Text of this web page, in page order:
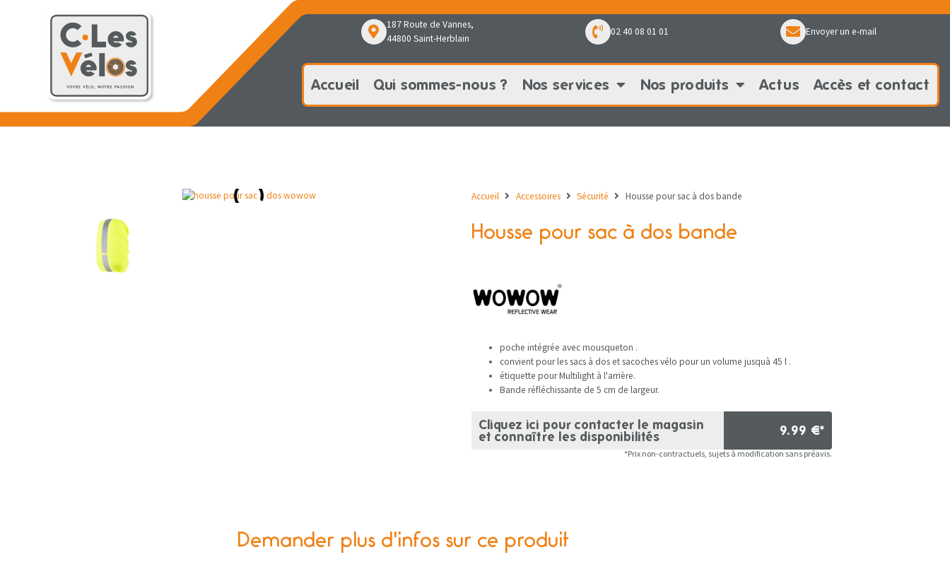
187 Route de Vannes,
44800 Saint-Herblain
02 40 08 01 01 Envoyer un e-mail
Accueil Qui sommes-nous ? Nos services Nos produits Actus Accès et contact
Qui sommes-nous ?
Accueil Accessoires Sécurité Housse pour sac à dos bande
Housse pour sac à dos bande
poche intégrée avec mousqueton .
convient pour les sacs à dos et sacoches vélo pour un volume jusquà 45 l .
étiquette pour Multilight à l'arrière.
Bande réfléchissante de 5 cm de largeur.
Cliquez ici pour contacter le magasin
et connaître les disponibilités
9.99 €*
*Prix non-contractuels, sujets à modification sans préavis.
Demander plus d'infos sur ce produit